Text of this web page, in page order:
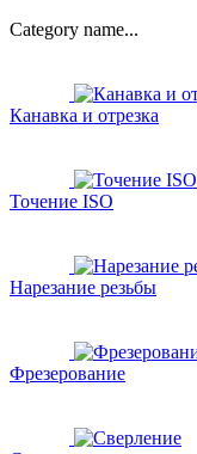
Category name...
Канавка и отрезка
Точение ISO
Нарезание резьбы
Фрезерование